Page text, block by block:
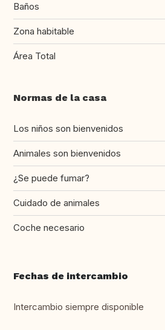
Baños
Zona habitable
Área Total
Normas de la casa
Los niños son bienvenidos
Animales son bienvenidos
¿Se puede fumar?
Cuidado de animales
Coche necesario
Fechas de intercambio
Intercambio siempre disponible